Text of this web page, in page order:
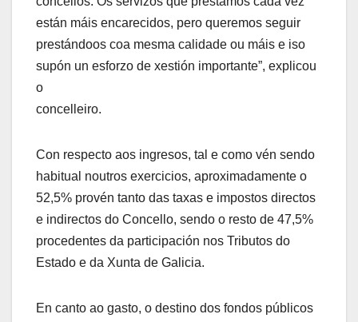
están máis encarecidos, pero queremos seguir
prestándoos coa mesma calidade ou máis e iso
supón un esforzo de xestión importante”, explicou
o
concelleiro.
Con respecto aos ingresos, tal e como vén sendo
habitual noutros exercicios, aproximadamente o
52,5% provén tanto das taxas e impostos directos
e indirectos do Concello, sendo o resto de 47,5%
procedentes da participación nos Tributos do
Estado e da Xunta de Galicia.
En canto ao gasto, o destino dos fondos públicos